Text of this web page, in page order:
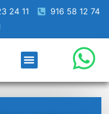
24 11 916 58 12 74